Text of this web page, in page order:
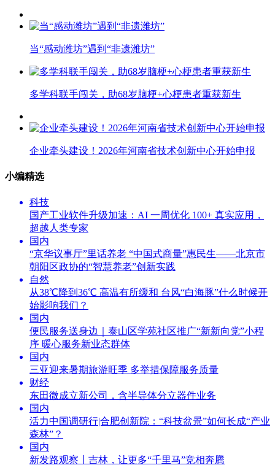
当“感动潍坊”遇到“非遗潍坊”
多学科联手闯关，助68岁脑梗+心梗患者重获新生
企业牵头建设！2026年河南省技术创新中心开始申报
小编精选
科技
国产工业软件升级加速：AI 一周优化 100+ 真实应用，
超越人类专家
国内
“京华议事厅”里话养老 “中国式商量”惠民生——北京市
朝阳区政协的“智慧养老”创新实践
自然
从38℃降到36℃ 高温有所缓和 台风“白海豚”什么时候开
始影响我们？
国内
便民服务送身边｜泰山区学苑社区推广“新新向党”小程
序 暖心服务新业态群体
国内
三亚迎来暑期旅游旺季 多举措保障服务质量
财经
东田微成立新公司，含半导体分立器件业务
国内
活力中国调研行|合肥创新院：“科技盆景”如何长成“产业
森林”？
国内
新发路观察丨吉林，让更多“千里马”竞相奔腾